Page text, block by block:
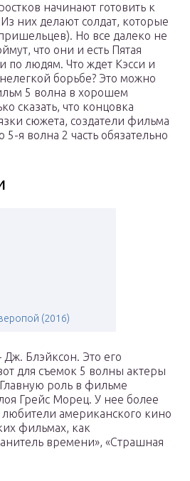
начинают готовить к
них делают солдат, которые
Но все далеко не
что они и есть Пятая
по людям. Что ждет Кэсси и
борьбе? Это можно
5 волна в хорошем
сказать, что концовка
сюжета, создатели фильма
5-я волна 2 часть обязательно
(2016)
Блэйксон. Это его
для съемок 5 волны актеры
роль в фильме
Грейс Морец. У нее более
любители американского кино
фильмах, как
времени», «Страшная